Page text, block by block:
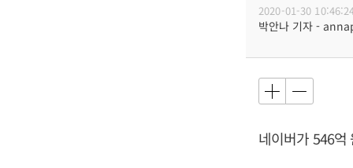
2020-01-30
박안나 기자 -
네이버가 546억